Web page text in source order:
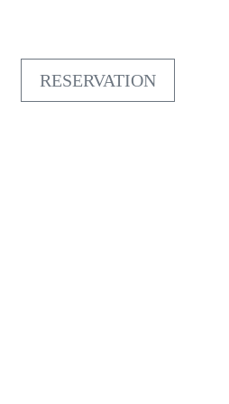
RESERVATION